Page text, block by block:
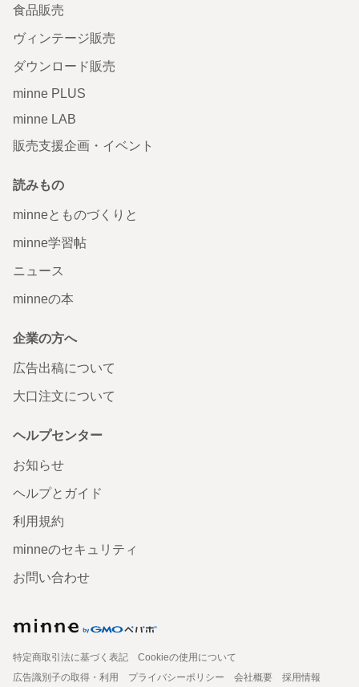
食品販売
ヴィンテージ販売
ダウンロード販売
minne PLUS
minne LAB
販売支援企画・イベント
読みもの
minneとものづくりと
minne学習帖
ニュース
minneの本
企業の方へ
広告出稿について
大口注文について
ヘルプセンター
お知らせ
ヘルプとガイド
利用規約
minneのセキュリティ
お問い合わせ
特定商取引法に基づく表記
Cookieの使用について
広告識別子の取得・利用
プライバシーポリシー 会社概要
採用情報